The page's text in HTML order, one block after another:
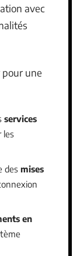
avec
une
services
les
des mises
en